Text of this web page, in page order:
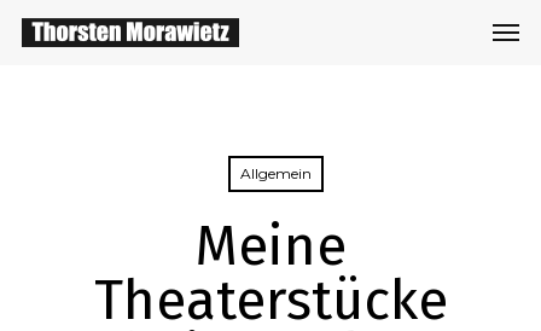
Skip
Allgemein
Meine
Theaterstücke